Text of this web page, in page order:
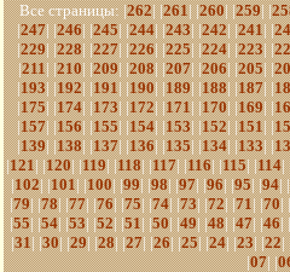
Все страницы: |262| |261| |260| |259| |
|247| |246| |245| |244| |243| |242| |241| |
|229| |228| |227| |226| |225| |224| |223| |
|211| |210| |209| |208| |207| |206| |205| |
|193| |192| |191| |190| |189| |188| |187| |
|175| |174| |173| |172| |171| |170| |169| |
|157| |156| |155| |154| |153| |152| |151| |
|139| |138| |137| |136| |135| |134| |133| |
|121| |120| |119| |118| |117| |116| |115| |114|
|102| |101| |100| |99| |98| |97| |96| |95| |94| |
|79| |78| |77| |76| |75| |74| |73| |72| |71| |70| |
|55| |54| |53| |52| |51| |50| |49| |48| |47| |46| |
|31| |30| |29| |28| |27| |26| |25| |24| |23| |22|
|07| |